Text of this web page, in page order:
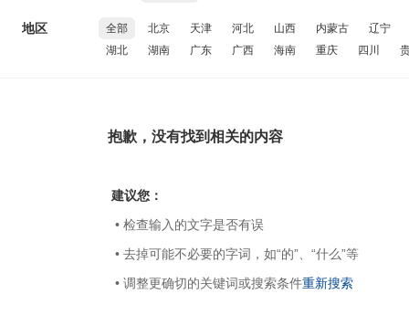
地区 全部 北京 天津 河北 山西 内蒙古
辽宁
湖北
湖南 广东 广西 海南 重庆 四川
抱歉，没有找到相关的内容
建议您：
• 检查输入的文字是否有误
• 去掉可能不必要的字词，如“的”、“什么”等
• 调整更确切的关键词或搜索条件重新搜索